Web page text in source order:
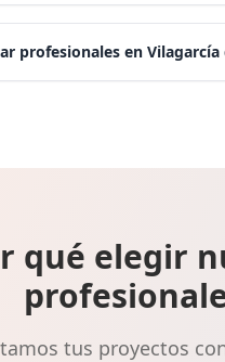
profesionales en
qué elegir
tus proyectos